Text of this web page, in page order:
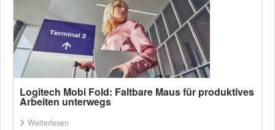
Logitech Mobi Fold: Faltbare Maus für produktives
Arbeiten unterwegs
Weiterlesen